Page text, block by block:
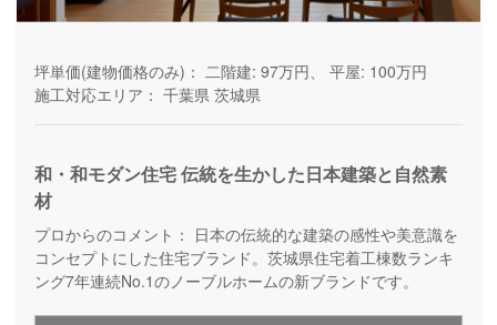
坪単価(建物価格のみ)： 二階建: 97万円、 平屋: 100万円
施工対応エリア： 千葉県 茨城県
和・和モダン住宅 伝統を生かした日本建築と自然素
材
プロからのコメント： 日本の伝統的な建築の感性や美意識を
コンセプトにした住宅ブランド。茨城県住宅着工棟数ランキ
ング7年連続No.1のノーブルホームの新ブランドです。